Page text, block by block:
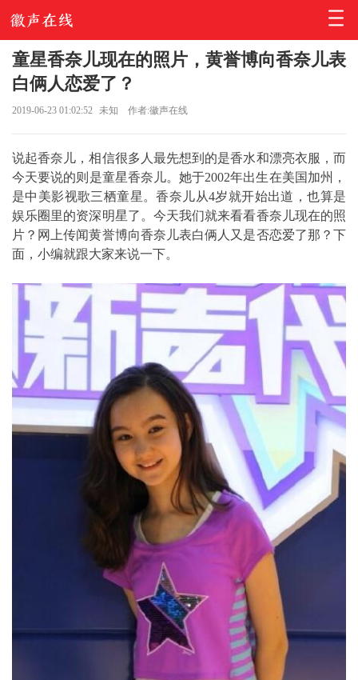
童星香奈儿现在的照片，黄誉博向香奈儿表
白俩人恋爱了？
2019-06-23 01:02:52 未知 作者:徽声在线
说起香奈儿，相信很多人最先想到的是香水和漂亮衣服，而
今天要说的则是童星香奈儿。她于2002年出生在美国加州，
是中美影视歌三栖童星。香奈儿从4岁就开始出道，也算是
娱乐圈里的资深明星了。今天我们就来看看香奈儿现在的照
片？网上传闻黄誉博向香奈儿表白俩人又是否恋爱了那？下
面，小编就跟大家来说一下。